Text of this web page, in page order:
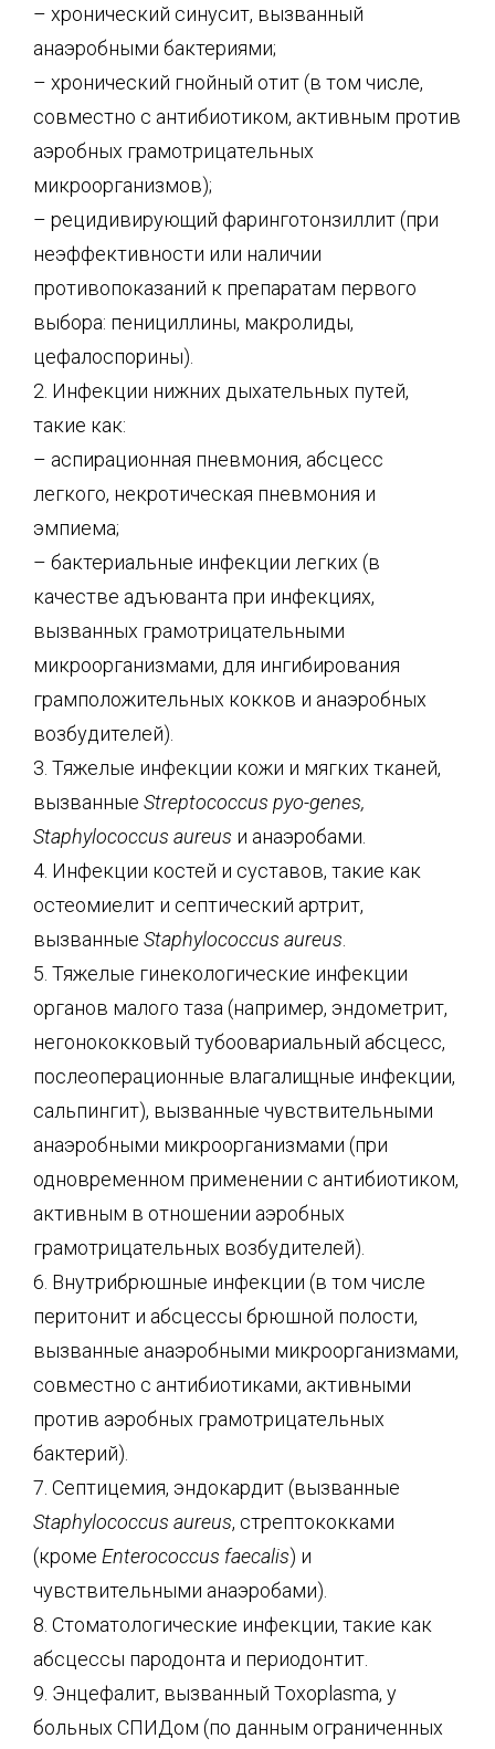
– хронический синусит, вызванный
анаэробными бактериями;
– хронический гнойный отит (в том числе,
совместно с антибиотиком, активным против
аэробных грамотрицательных
микроорганизмов);
– рецидивирующий фаринготонзиллит (при
неэффективности или наличии
противопоказаний к препаратам первого
выбора: пенициллины, макролиды,
цефалоспорины).
2. Инфекции нижних дыхательных путей,
такие как:
– аспирационная пневмония, абсцесс
легкого, некротическая пневмония и
эмпиема;
– бактериальные инфекции легких (в
качестве адъюванта при инфекциях,
вызванных грамотрицательными
микроорганизмами, для ингибирования
грамположительных кокков и анаэробных
возбудителей).
3. Тяжелые инфекции кожи и мягких тканей,
вызванные Streptococcus pyo-genes,
Staphylococcus aureus и анаэробами.
4. Инфекции костей и суставов, такие как
остеомиелит и септический артрит,
вызванные Staphylococcus aureus
5. Тяжелые гинекологические инфекции
органов малого таза (например, эндометрит,
негонококковый тубоовариальный абсцесс,
послеоперационные влагалищные инфекции,
сальпингит), вызванные чувствительными
анаэробными микроорганизмами (при
одновременном применении с антибиотиком,
активным в отношении аэробных
грамотрицательных возбудителей).
6. Внутрибрюшные инфекции (в том числе
перитонит и абсцессы брюшной полости,
вызванные анаэробными микроорганизмами,
совместно с антибиотиками, активными
против аэробных грамотрицательных
бактерий).
7. Септицемия, эндокардит (вызванные
Staphylococcus aureus, стрептококками
(кроме Enterococcus faecalis) и
чувствительными анаэробами).
8. Стоматологические инфекции, такие как
абсцессы пародонта и периодонтит.
9. Энцефалит, вызванный Toxoplasma, у
больных СПИДом (по данным ограниченных